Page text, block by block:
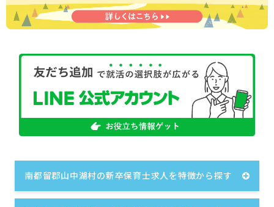
南都留郡山中湖村の新卒保育士求人を特徴から探す